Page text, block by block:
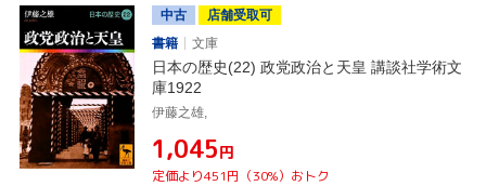
中古
店舗受取可
書籍
文庫
日本の歴史(22) 政党政治と天皇 講談社学術文
庫1922
伊藤之雄,
¥1,045円
定価より451円（30%）おトク